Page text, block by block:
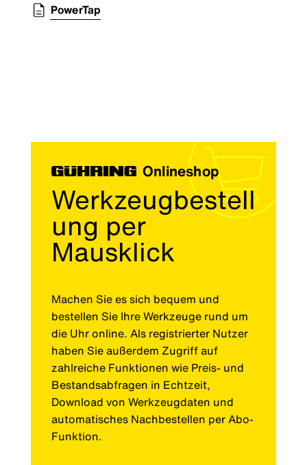
PowerTap
Onlineshop
Werkzeugbestell
ung per
Mausklick
Machen Sie es sich bequem und
bestellen Sie Ihre Werkzeuge rund um
die Uhr online. Als registrierter Nutzer
haben Sie außerdem Zugriff auf
zahlreiche Funktionen wie Preis- und
Bestandsabfragen in Echtzeit,
Download von Werkzeugdaten und
automatisches Nachbestellen per Abo-
Funktion.